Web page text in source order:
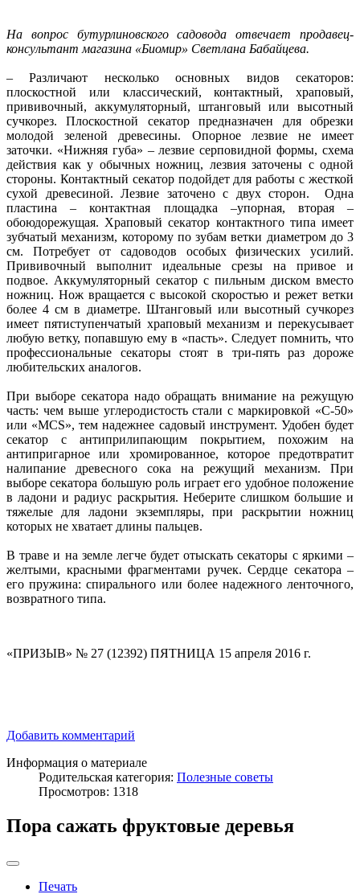
На вопрос бутурлиновского садовода отвечает продавец-
консультант магазина «Биомир» Светлана Бабайцева.
– Различают несколько основных видов секаторов:
плоскостной или классический, контактный, храповый,
прививочный, аккумуляторный, штанговый или высотный
сучкорез. Плоскостной секатор предназначен для обрезки
молодой зеленой древесины. Опорное лезвие не имеет
заточки. «Нижняя губа» – лезвие серповидной формы, схема
действия как у обычных ножниц, лезвия заточены с одной
стороны. Контактный секатор подойдет для работы с жесткой
сухой древесиной. Лезвие заточено с двух сторон. Одна
пластина – контактная площадка –упорная, вторая –
обоюдорежущая. Храповый секатор контактного типа имеет
зубчатый механизм, которому по зубам ветки диаметром до 3
см. Потребует от садоводов особых физических усилий.
Прививочный выполнит идеальные срезы на привое и
подвое. Аккумуляторный секатор с пильным диском вместо
ножниц. Нож вращается с высокой скоростью и режет ветки
более 4 см в диаметре. Штанговый или высотный сучкорез
имеет пятиступенчатый храповый механизм и перекусывает
любую ветку, попавшую ему в «пасть». Следует помнить, что
профессиональные секаторы стоят в три-пять раз дороже
любительских аналогов.
При выборе секатора надо обращать внимание на режущую
часть: чем выше углеродистость стали с маркировкой «С-50»
или «МСS», тем надежнее садовый инструмент. Удобен будет
секатор с антиприлипающим покрытием, похожим на
антипригарное или хромированное, которое предотвратит
налипание древесного сока на режущий механизм. При
выборе секатора большую роль играет его удобное положение
в ладони и радиус раскрытия. Неберите слишком большие и
тяжелые для ладони экземпляры, при раскрытии ножниц
которых не хватает длины пальцев.
В траве и на земле легче будет отыскать секаторы с яркими –
желтыми, красными фрагментами ручек. Сердце секатора –
его пружина: спирального или более надежного ленточного,
возвратного типа.
«ПРИЗЫВ» № 27 (12392) ПЯТНИЦА 15 апреля 2016 г.
Добавить комментарий
Информация о материале
Родительская категория: Полезные советы
Просмотров: 1318
Пора сажать фруктовые деревья
Печать